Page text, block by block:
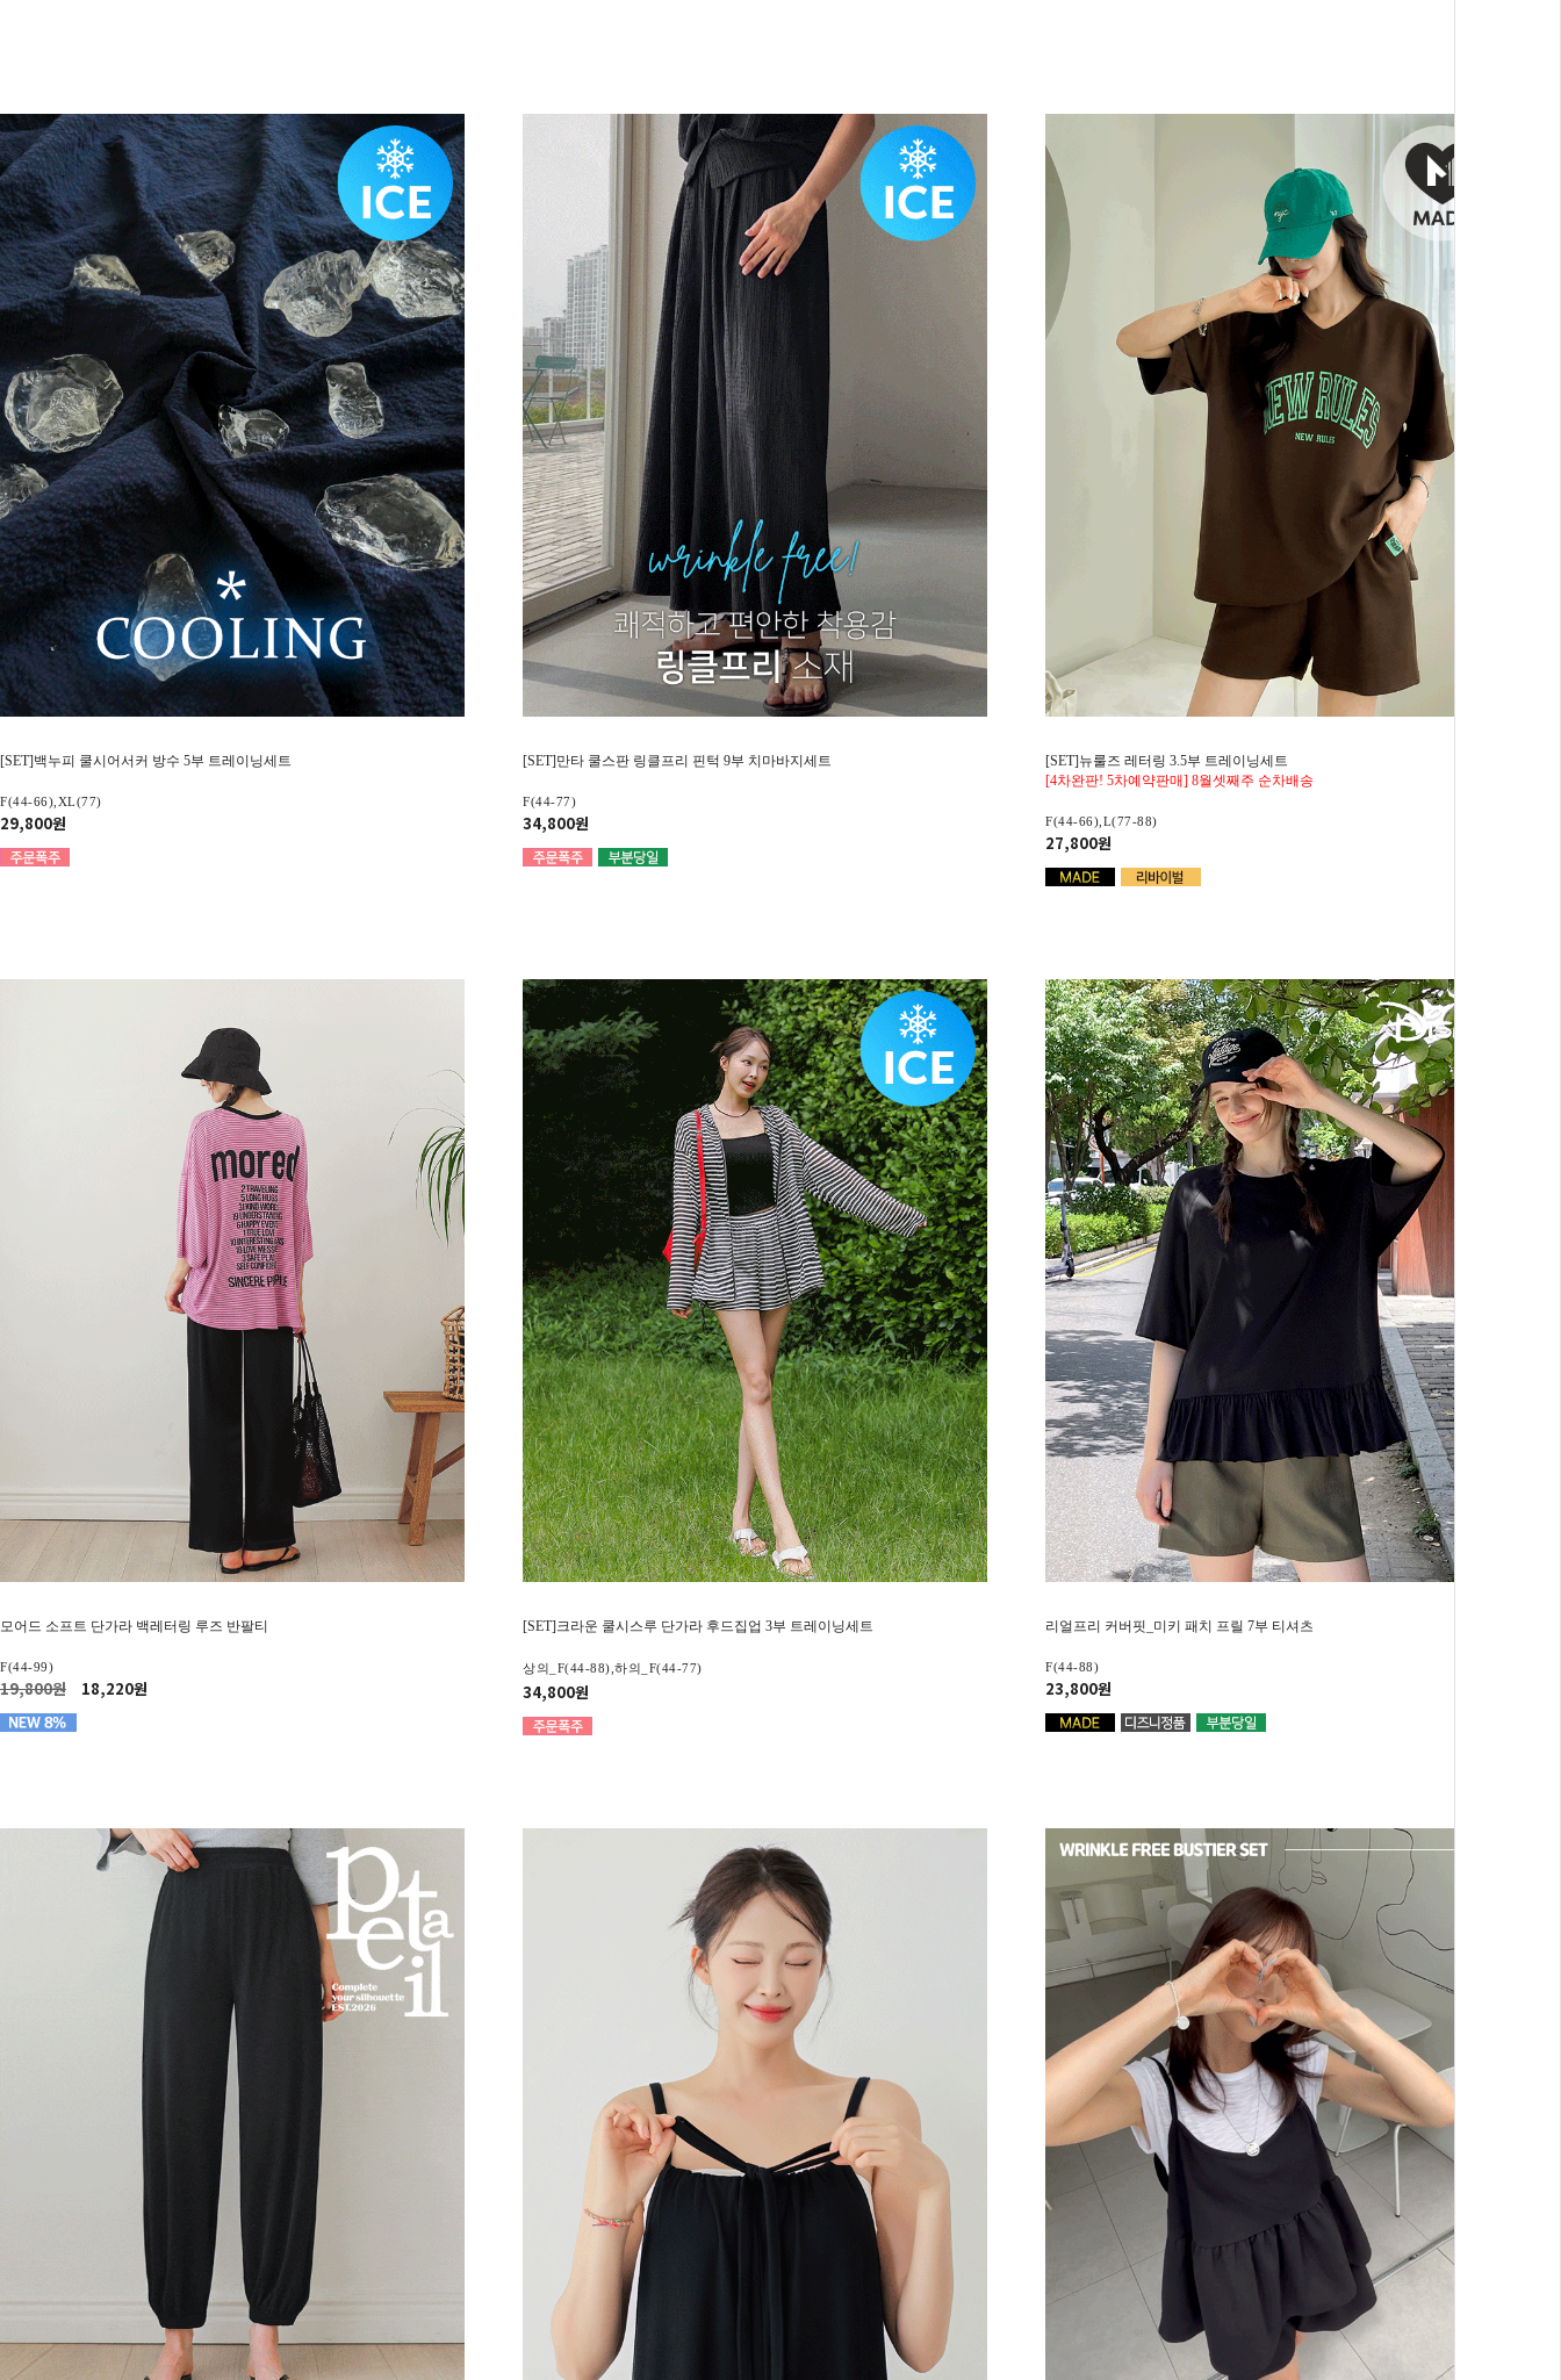
[SET]백누피 쿨시어서커 방수 5부 트레이닝세트
F(44-66),XL(77)
29,800원
[SET]만타 쿨스판 링클프리 핀턱 9부 치마바지세트
F(44-77)
34,800원
[SET]뉴룰즈 레터링 3.5부 트레이닝세트
[4차완판! 5차예약판매] 8월셋째주 순차배송
F(44-66),L(77-88)
27,800원
모어드 소프트 단가라 백레터링 루즈 반팔티
F(44-99)
19,800원 18,220원
[SET]크라운 쿨시스루 단가라 후드집업 3부 트레이닝세트
상의_F(44-88),하의_F(44-77)
34,800원
리얼프리 커버핏_미키 패치 프릴 7부 티셔츠
F(44-88)
23,800원